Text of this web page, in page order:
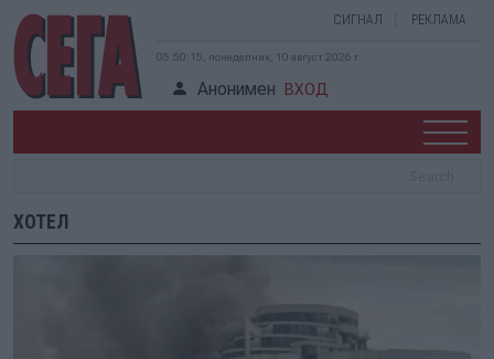
СИГНАЛ РЕКЛАМА
05:50:16, понеделник, 10 август 2026 г.
Анонимен ВХОД
ХОТЕЛ